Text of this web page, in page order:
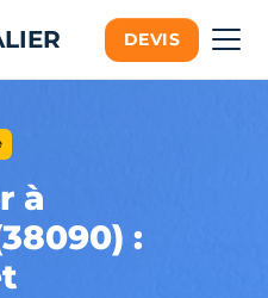
DEVIS
à
: